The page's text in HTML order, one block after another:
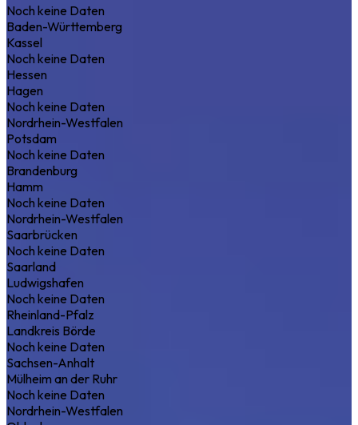
Noch keine Daten
Baden-Württemberg
Kassel
Noch keine Daten
Hessen
Hagen
Noch keine Daten
Nordrhein-Westfalen
Potsdam
Noch keine Daten
Brandenburg
Hamm
Noch keine Daten
Nordrhein-Westfalen
Saarbrücken
Noch keine Daten
Saarland
Ludwigshafen
Noch keine Daten
Rheinland-Pfalz
Landkreis Börde
Noch keine Daten
Sachsen-Anhalt
Mülheim an der Ruhr
Noch keine Daten
Nordrhein-Westfalen